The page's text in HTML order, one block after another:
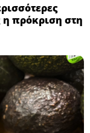
η πρόκριση στη